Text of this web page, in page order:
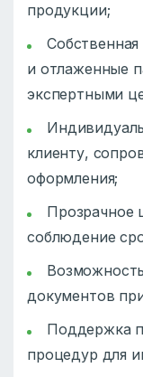
продукции;
и отлаженные
экспертными
клиенту,
оформления;
Прозрачное
соблюдение
документов
Поддержка
процедур для